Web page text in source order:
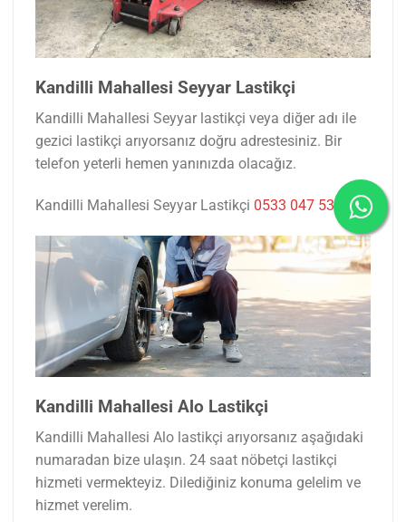
Kandilli Mahallesi Seyyar Lastikçi
Kandilli Mahallesi Seyyar lastikçi veya diğer adı ile
gezici lastikçi arıyorsanız doğru adrestesiniz. Bir
telefon yeterli hemen yanınızda olacağız.
Kandilli Mahallesi Seyyar Lastikçi 0533 047 53 77
Kandilli Mahallesi Alo Lastikçi
Kandilli Mahallesi Alo lastikçi arıyorsanız aşağıdaki
numaradan bize ulaşın. 24 saat nöbetçi lastikçi
hizmeti vermekteyiz. Dilediğiniz konuma gelelim ve
hizmet verelim.